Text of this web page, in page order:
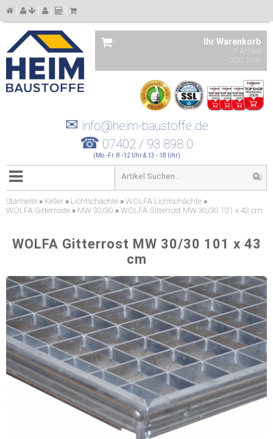
Ihr Warenkorb
0 Artikel
0,00 EUR
✉ info@heim-baustoffe.de
☎ 07402 / 93 898 0
(Mo.-Fr. 8 -12 Uhr & 13 - 18 Uhr)
Startseite » Keller » Lichtschächte » WOLFA Lichtschächte »
WOLFA Gitterroste » MW 30/30 » WOLFA Gitterrost MW 30/30 101 x 43 cm
WOLFA Gitterrost MW 30/30 101 x 43
cm